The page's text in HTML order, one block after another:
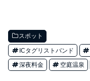
スポット
ICタグリストバンド
深夜料金 空庭温泉